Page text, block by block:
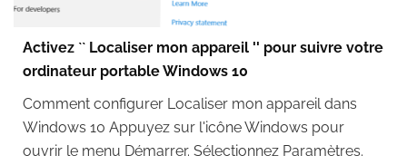
Activez `` Localiser mon appareil '' pour suivre votre
ordinateur portable Windows 10
Comment configurer Localiser mon appareil dans
Windows 10 Appuyez sur l'icône Windows pour
ouvrir le menu Démarrer. Sélectionnez Paramètres.